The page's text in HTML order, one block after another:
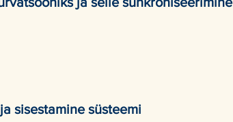
sisestamine süsteemi